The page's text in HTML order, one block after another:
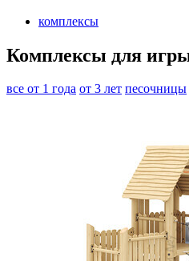
комплексы
Комплексы для
все от 1 года от 3 лет песочницы